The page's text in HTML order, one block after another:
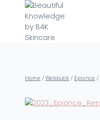
content
Home / Webbutik / Epionce /